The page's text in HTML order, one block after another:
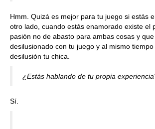
Hmm. Quizá es mejor para tu juego si estás
otro lado, cuando estás enamorado existe el
pasión no de abasto para ambas cosas y
desilusionado con tu juego y al mismo
desilusión tu chica.
¿Estás hablando de tu propia
Sí.